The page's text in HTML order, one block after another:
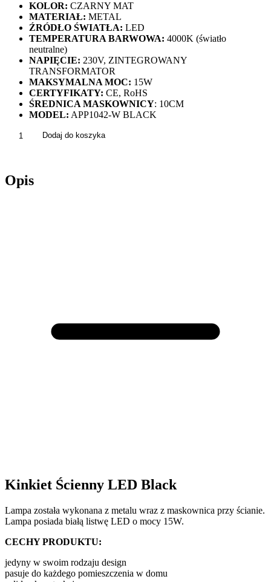
KOLOR: CZARNY MAT
MATERIAŁ: METAL
ŹRÓDŁO ŚWIATŁA: LED
TEMPERATURA BARWOWA: 4000K (światło
neutralne)
NAPIĘCIE: 230V, ZINTEGROWANY
TRANSFORMATOR
MAKSYMALNA MOC: 15W
CERTYFIKATY: CE, RoHS
ŚREDNICA MASKOWNICY: 10CM
MODEL: APP1042-W BLACK
ilość
Nowoczesny
LED
Dodaj do koszyka
Opis
Kinkiet Ścienny LED Black
Lampa została wykonana z metalu wraz z maskownica przy ścianie.
Lampa posiada białą listwę LED o mocy 15W.
CECHY PRODUKTU:
jedyny w swoim rodzaju design
pasuje do każdego pomieszczenia w domu